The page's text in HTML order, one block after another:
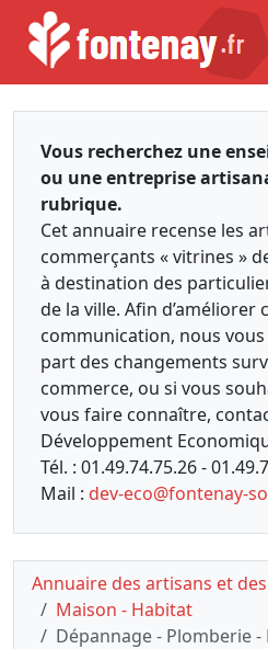
Vous recherchez une
ou une entreprise
rubrique.
Cet annuaire recense les
commerçants « vitrines »
à destination des
de la ville. Afin d’améliorer
communication, nous
part des changements
commerce, ou si vous
vous faire connaître,
Développement
Tél. : 01.49.74.75.26 -
Mail : dev-eco@fontenay-
Annuaire des artisans et
Maison - Habitat
Dépannage - Plomberie